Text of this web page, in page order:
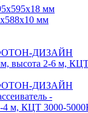
мм
мм
ФОТОН-ДИЗАЙН
высота 2-6 м,
ФОТОН-ДИЗАЙН
-
4 м, КЦТ 3000-